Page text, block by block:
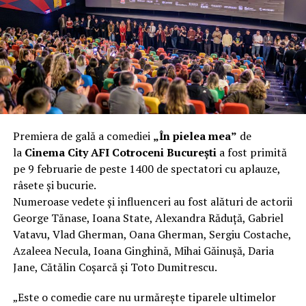
încât nu a mai putut fi pliat. Proprietarul l-a aruncat la
fier vechi a doua zi. Asta ca să fie clar de la început: nu
vorbim despre preferințe estetice, ci despre
funcționalitate reală.
Aluminiul, pe scurt: ușor,
rezistent la coroziune, dar cu
nuanțe
Aluminiul e materialul care apare primul în conversație
când cineva caută un pavilion ușor. Și pe bună dreptate.
Densitatea aluminiului e de aproximativ 2,7 g/cm³, față
de circa 7,8 g/cm³ pentru oțel. Practic, la un volum
identic, aluminiul cântărește cam o treime din greutatea
oțelului. Pentru oricine transportă, montează și
demontează frecvent o structură, diferența asta se
simte enorm.
Premiera de gală a comediei „În pielea mea” de
la Cinema City AFI Cotroceni Bucureștia fost primită
pe 9 februarie de peste 1400 de spectatori cu aplauze,
râsete și bucurie.
Numeroase vedete și influenceri au fost alături de actorii
George Tănase, Ioana State, Alexandra Răduță, Gabriel
Vatavu, Vlad Gherman, Oana Gherman, Sergiu Costache,
Azaleea Necula, Ioana Ginghină, Mihai Găinușă, Daria
Jane, Cătălin Coșarcă și Toto Dumitrescu.
„Este o comedie care nu urmărește tiparele ultimelor